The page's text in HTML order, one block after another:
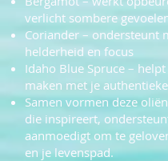
verlicht sombere
Coriander – ondersteunt
helderheid en focus
Idaho Blue Spruce –
maken met je
Samen vormen deze
die inspireert,
aanmoedigt om te
en je levenspad.